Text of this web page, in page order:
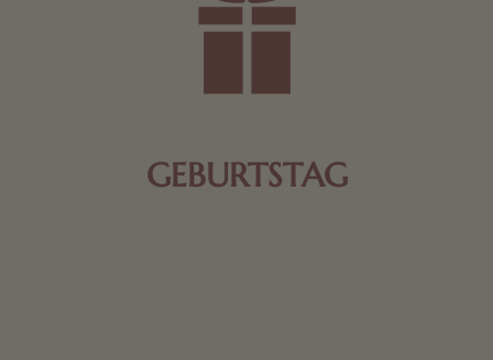
GEBURTSTAG